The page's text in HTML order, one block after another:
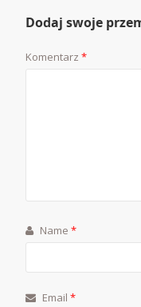
Dodaj swoje
Komentarz*
Name*
Email*